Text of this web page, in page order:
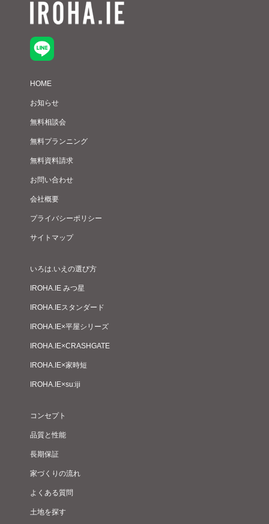
HOME
お知らせ
無料相談会
無料プランニング
無料資料請求
お問い合わせ
会社概要
プライバシーポリシー
サイトマップ
いろは.いえの選び方
IROHA.IE みつ星
IROHA.IEスタンダード
IROHA.IE×平屋シリーズ
IROHA.IE×CRASHGATE
IROHA.IE×家時短
IROHA.IE×su:iji
コンセプト
品質と性能
長期保証
家づくりの流れ
よくある質問
土地を探す